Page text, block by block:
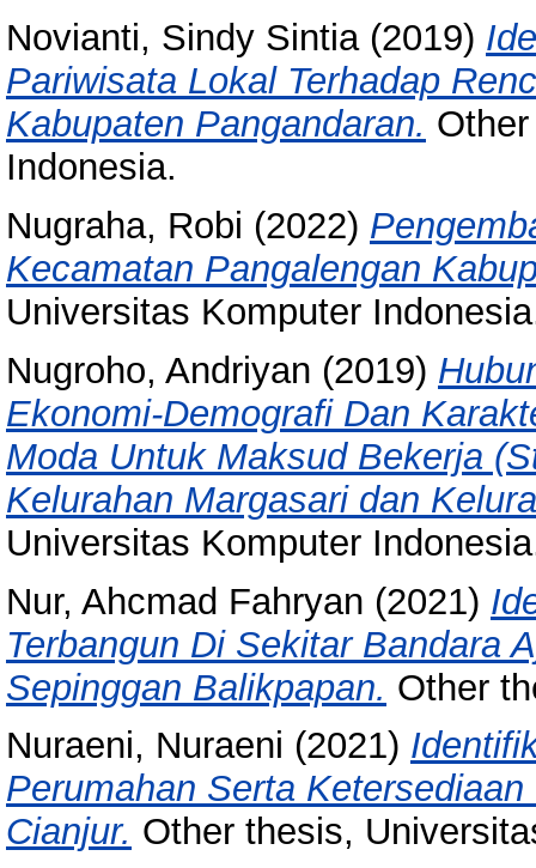
Novianti, Sindy Sintia(2019)
Pariwisata Lokal Terhadap
Kabupaten Pangandaran.
Indonesia.
Nugraha, Robi (2022)
Kecamatan Pangalengan
Universitas Komputer
Nugroho, Andriyan (2019)
Ekonomi-Demografi Dan
Moda Untuk Maksud Bekerja
Kelurahan Margasari dan
Universitas Komputer
Nur, Ahcmad Fahryan (2021)
Terbangun Di Sekitar Bandara
Sepinggan Balikpapan. Other
Nuraeni, Nuraeni (2021)
Perumahan Serta
Cianjur. Other thesis,